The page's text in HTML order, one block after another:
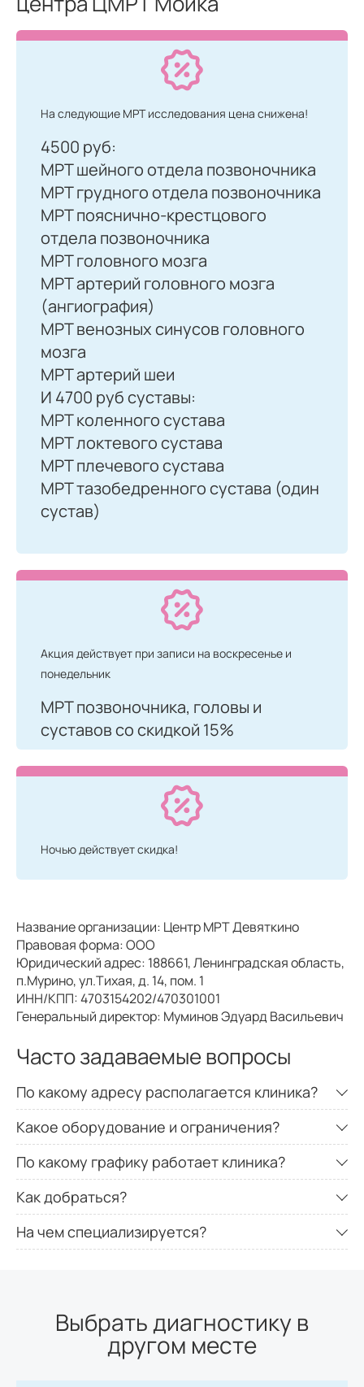
На следующие МРТ исследования цена снижена!
4500 руб:
МРТ шейного отдела позвоночника
МРТ грудного отдела позвоночника
МРТ пояснично-крестцового
отдела позвоночника
МРТ головного мозга
МРТ артерий головного мозга
(ангиография)
МРТ венозных синусов головного
мозга
МРТ артерий шеи
И 4700 руб суставы:
МРТ коленного сустава
МРТ локтевого сустава
МРТ плечевого сустава
МРТ тазобедренного сустава (один
сустав)
Акция действует при записи на воскресенье и
понедельник
МРТ позвоночника, головы и
суставов со скидкой 15%
Ночью действует скидка!
Название организации: Центр МРТ Девяткино
Правовая форма: ООО
Юридический адрес: 188661, Ленинградская область,
п.Мурино, ул.Тихая, д. 14, пом. 1
ИНН/КПП: 4703154202/470301001
Генеральный директор: Муминов Эдуард Васильевич
Часто задаваемые вопросы
По какому адресу располагается клиника?
Какое оборудование и ограничения?
По какому графику работает клиника?
Как добраться?
На чем специализируется?
Выбрать диагностику в
другом месте